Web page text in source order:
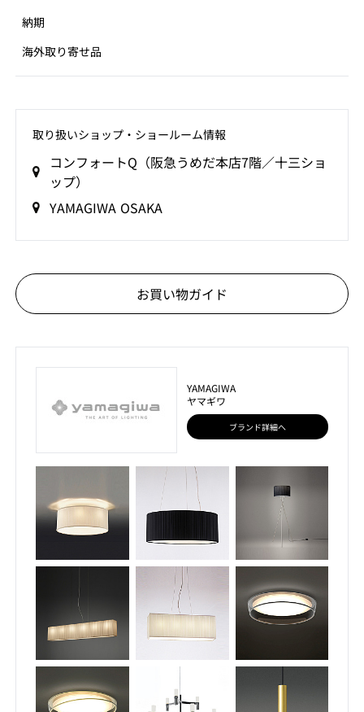
納期
海外取り寄せ品
取り扱いショップ‧ショールーム情報
コンフォートQ（阪急うめだ本店7階／十三ショ
ップ）
YAMAGIWA OSAKA
お買い物ガイド
YAMAGIWA
ヤマギワ
ブランド詳細へ